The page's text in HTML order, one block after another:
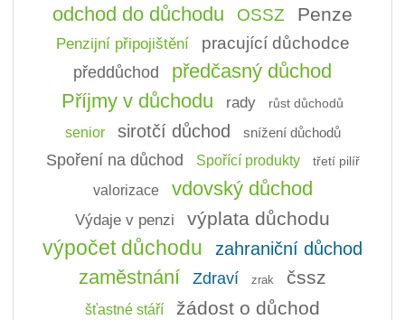
odchod do důchodu OSSZ Penze
Penzijní připojištění pracující důchodce
předdůchod předčasný důchod
Příjmy v důchodu rady růst důchodů
senior sirotčí důchod snížení důchodů
Spoření na důchod Spořící produkty třetí pilíř
valorizace vdovský důchod
Výdaje v penzi výplata důchodu
výpočet důchodu zahraniční důchod
zaměstnání Zdraví zrak čssz
šťastné stáří žádost o důchod